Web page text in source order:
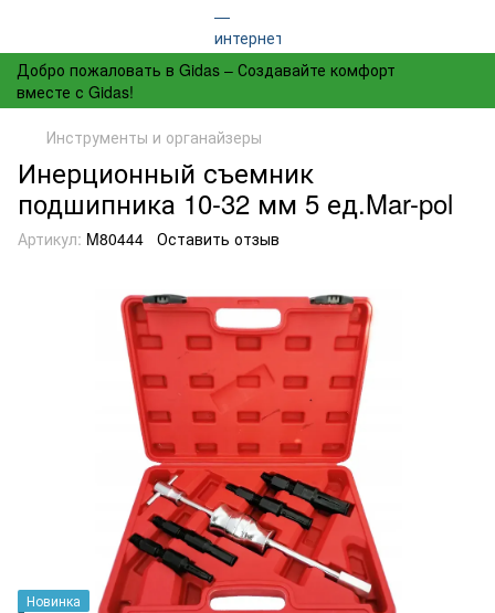
Добро пожаловать в Gidas – Создавайте комфорт
вместе с Gidas!
Инструменты и органайзеры
Инерционный съемник
подшипника 10-32 мм 5 ед.Mar-pol
Артикул: M80444 Оставить отзыв
Новинка